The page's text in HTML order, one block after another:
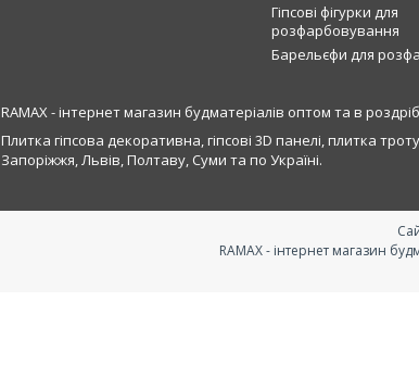
Гіпсові фігурки для
розфарбовування
Барельєфи для
RAMAX - інтернет магазин будматеріалів оптом та в
Плитка гіпсова декоративна, гіпсові 3D панелі, плитка
Запоріжжя, Львів, Полтаву, Суми та по Україні.